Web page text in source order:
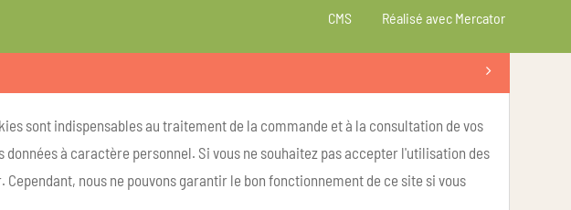
CMS Réalisé avec Mercator
sont indispensables au traitement de la commande et à la consultation de vos
à caractère personnel. Si vous ne souhaitez pas accepter l'utilisation des
nous ne pouvons garantir le bon fonctionnement de ce site si vous